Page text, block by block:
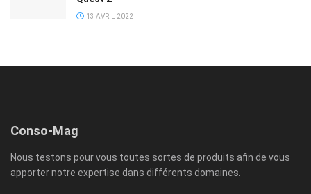
13 AVRIL 2022
Conso-Mag
Nous testons pour vous toutes sortes de produits afin de vous
apporter notre expertise dans différents domaines.